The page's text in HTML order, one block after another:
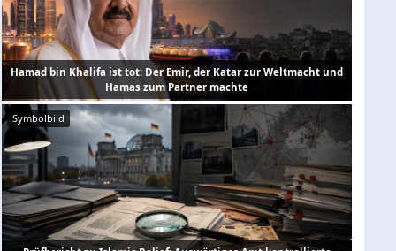
Hamad bin Khalifa ist tot: Der Emir, der Katar zur Weltmacht und
Hamas zum Partner machte
Symbolbild